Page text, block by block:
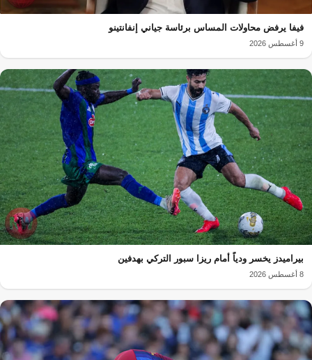
فيفا يرفض محاولات المساس برئاسة جياني إنفانتينو
9 أغسطس 2026
بيراميدز يخسر ودياً أمام ريزا سبور التركي بهدفين
8 أغسطس 2026